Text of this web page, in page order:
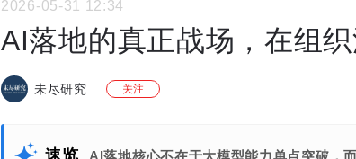
2026-05-31 12:34
AI落地的真正战场，在组
未尽研究 关注
速览 AI落地核心不在于大模型能力单点突破，